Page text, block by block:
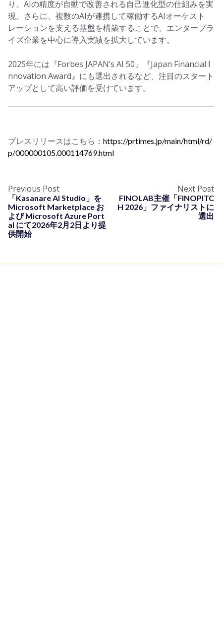
り、AIの精度が自動で改善される自己進化型の仕組みを実
現。さらに、複数のAIが連携して稼働するAIオーケスト
レーションを支える基盤を構築することで、エンタープラ
イズ企業を中心に導入実績を拡大しています。
2025年には『Forbes JAPAN’s AI 50』『Japan Financial I
nnovation Award』にも選出されるなど、注目のスタート
アップとして高い評価を受けています。
プレスリリースはこちら： https://prtimes.jp/main/html/rd/
p/000000105.000114769.html
Previous Post
「Kasanare AI Studio」を
Microsoft Marketplace お
よび Microsoft Azure Port
al にて2026年2月2日より提
供開始
Next Post
FINOLAB主催「FINOPITC
H 2026」ファイナリストに
選出